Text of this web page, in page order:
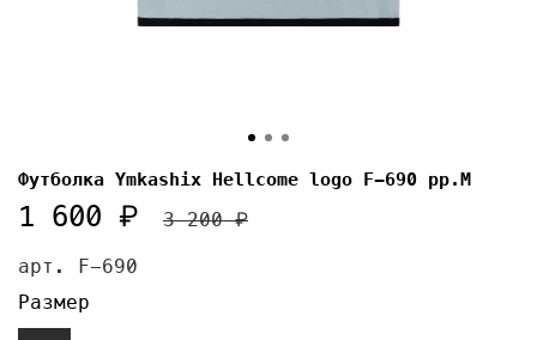
арт. F-690
Футболка Ymkashix Hellcome logo F-690 pp.M
1 600 ₽ 3 200 ₽
Размер